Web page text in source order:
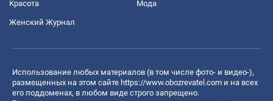
Красота Мода
Женский Журнал
Использование любых материалов (в том числе фото- и видео-),
размещенных на этом сайте https://www.obozrevatel.com и на всех
его поддоменах, в любом виде строго запрещено.